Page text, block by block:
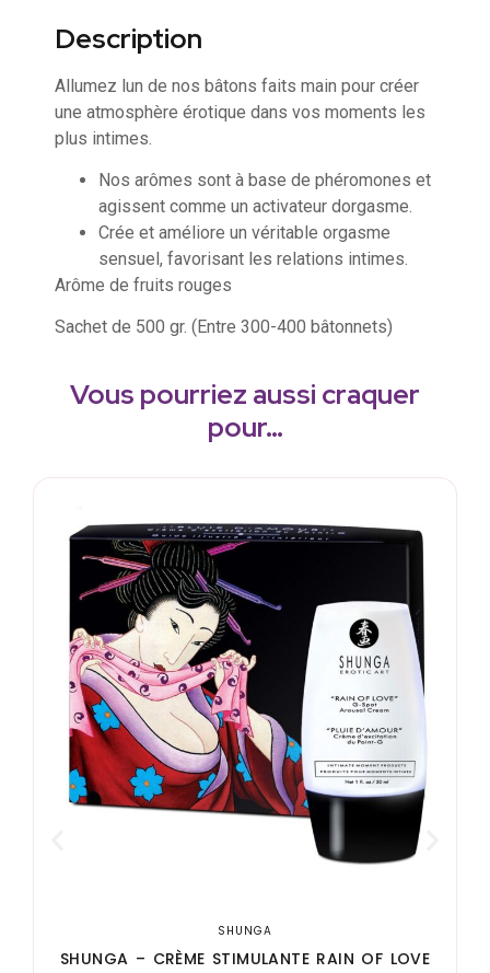
Description
Allumez lun de nos bâtons faits main pour créer
une atmosphère érotique dans vos moments les
plus intimes.
Nos arômes sont à base de phéromones et
agissent comme un activateur dorgasme.
Crée et améliore un véritable orgasme
sensuel, favorisant les relations intimes.
Arôme de fruits rouges
Sachet de 500 gr. (Entre 300-400 bâtonnets)
Vous pourriez aussi craquer
pour…
SHUNGA
SHUNGA – CRÈME STIMULANTE RAIN OF LOVE